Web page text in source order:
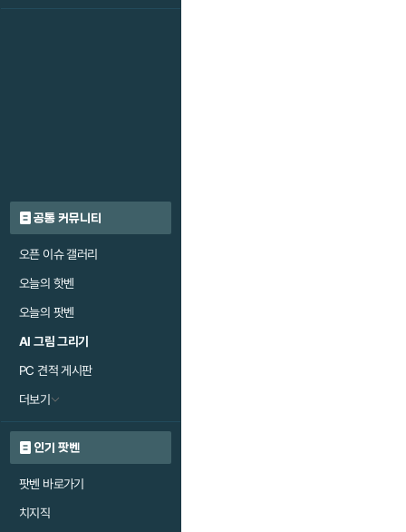
공통 커뮤니티
오픈 이슈 갤러리
오늘의 핫벤
오늘의 팟벤
AI 그림 그리기
PC 견적 게시판
더보기
인기 팟벤
팟벤 바로가기
치지직